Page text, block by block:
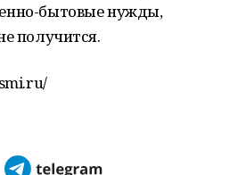
бытовые нужды,
получится.